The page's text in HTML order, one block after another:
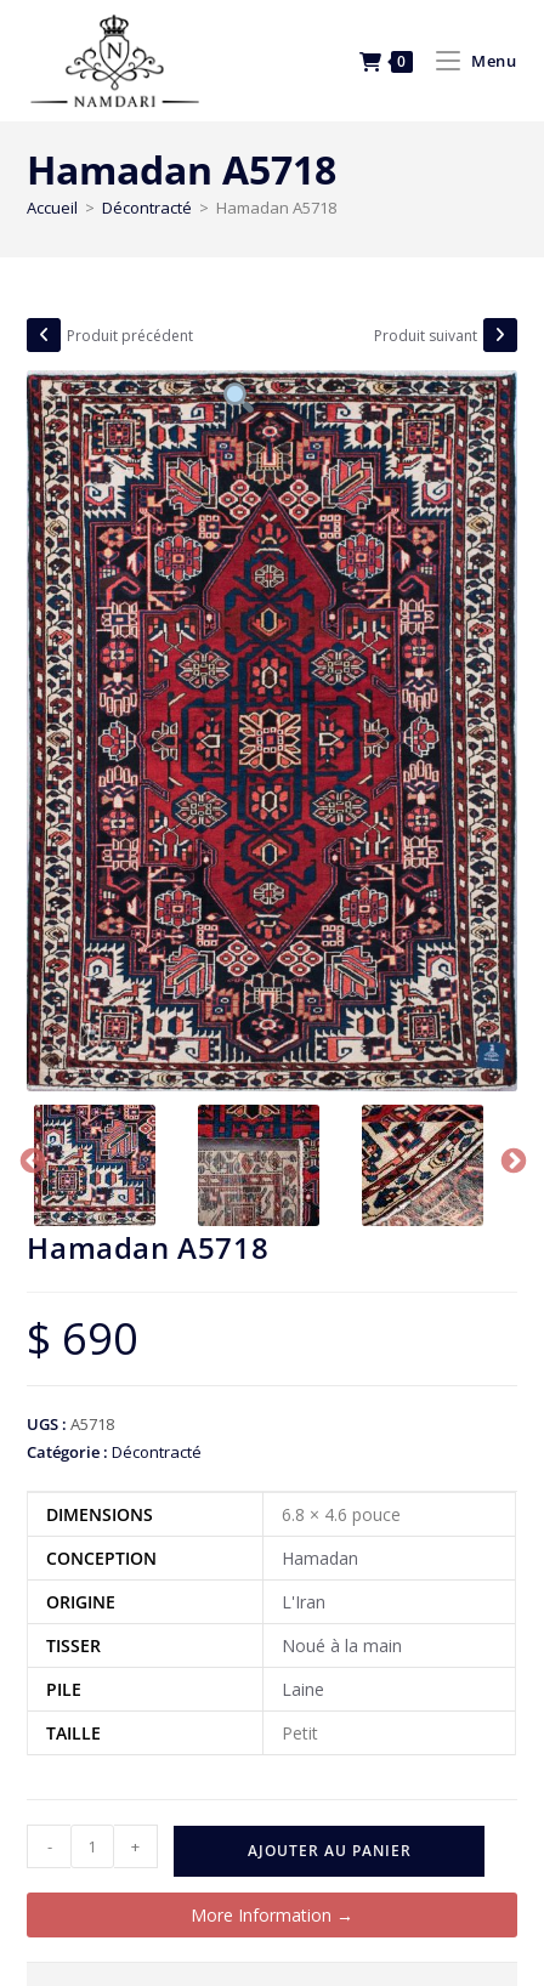
0 Menu
Hamadan A5718
Accueil > Décontracté > Hamadan A5718
Produit précédent Produit suivant
Hamadan A5718
$ 690
UGS :A5718
Catégorie :Décontracté
DIMENSIONS
6.8 × 4.6 pouce
CONCEPTION
Hamadan
ORIGINE
L'Iran
TISSER
Noué à la main
PILE
Laine
TAILLE
Petit
- + AJOUTER AU PANIER
More Information →